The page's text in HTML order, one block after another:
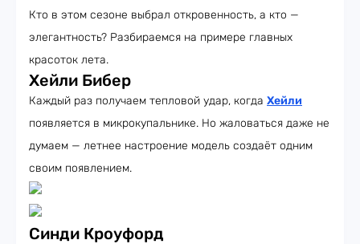
Кто в этом сезоне выбрал откровенность, а кто —
элегантность? Разбираемся на примере главных
красоток лета.
Хейли Бибер
Каждый раз получаем тепловой удар, когда Хейли
появляется в микрокупальнике. Но жаловаться даже не
думаем — летнее настроение модель создаёт одним
своим появлением.
Синди Кроуфорд